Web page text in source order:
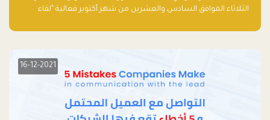
الثلاثاء الموافق السادس والعشرين من شهر أكتوبر فعالية "لقاء
مشاركاً من أبرز صناديق رأس المال الجريء وممثلي المؤسسات
16-12-2021